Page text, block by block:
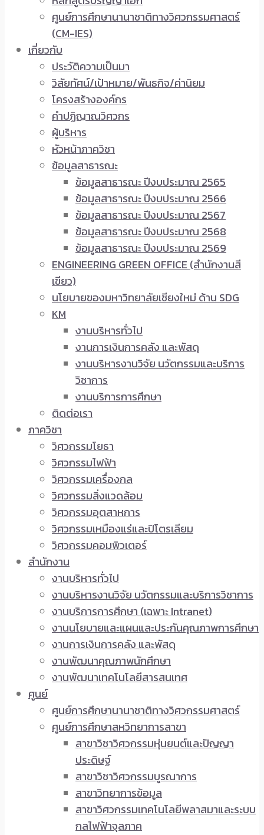
ศูนย์การศึกษานานาชาติทางวิศวกรรมศาสตร์
(CM-IES)
เกี่ยวกับ
ประวัติความเป็นมา
วิสัยทัศน์/เป้าหมาย/พันธกิจ/ค่านิยม
โครงสร้างองค์กร
คำปฏิญาณวิศวกร
ผู้บริหาร
หัวหน้าภาควิชา
ข้อมูลสาธารณะ
ข้อมูลสาธารณะ ปีงบประมาณ 2565
ข้อมูลสาธารณะ ปีงบประมาณ 2566
ข้อมูลสาธารณะ ปีงบประมาณ 2567
ข้อมูลสาธารณะ ปีงบประมาณ 2568
ข้อมูลสาธารณะ ปีงบประมาณ 2569
ENGINEERING GREEN OFFICE (สำนักงานสี
เขียว)
นโยบายของมหาวิทยาลัยเชียงใหม่ ด้าน SDG
KM
งานบริหารทั่วไป
งานการเงินการคลัง และพัสดุ
งานบริหารงานวิจัย นวัตกรรมและบริการ
วิชาการ
งานบริการการศึกษา
ติดต่อเรา
ภาควิชา
วิศวกรรมโยธา
วิศวกรรมไฟฟ้า
วิศวกรรมเครื่องกล
วิศวกรรมสิ่งแวดล้อม
วิศวกรรมอุตสาหการ
วิศวกรรมเหมืองแร่และปิโตรเลียม
วิศวกรรมคอมพิวเตอร์
สำนักงาน
งานบริหารทั่วไป
งานบริหารงานวิจัย นวัตกรรมและบริการวิชาการ
งานบริการการศึกษา (เฉพาะ Intranet)
งานนโยบายและแผนและประกันคุณภาพการศึกษา
งานการเงินการคลัง และพัสดุ
งานพัฒนาคุณภาพนักศึกษา
งานพัฒนาเทคโนโลยีสารสนเทศ
ศูนย์
ศูนย์การศึกษานานาชาติทางวิศวกรรมศาสตร์
ศูนย์การศึกษาสหวิทยาการสาขา
สาขาวิชาวิศวกรรมหุ่นยนต์และปัญญา
ประดิษฐ์
สาขาวิชาวิศวกรรมบูรณาการ
สาขาวิทยาการข้อมูล
สาขาวิศวกรรมเทคโนโลยีพลาสมาและระบบ
กลไฟฟ้าจุลภาค